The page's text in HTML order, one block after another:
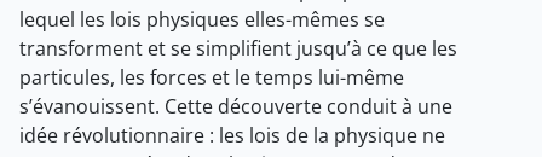
lequel les lois physiques elles-mêmes se
transforment et se simplifient jusqu’à ce que les
particules, les forces et le temps lui-même
s’évanouissent. Cette découverte conduit à une
idée révolutionnaire : les lois de la physique ne